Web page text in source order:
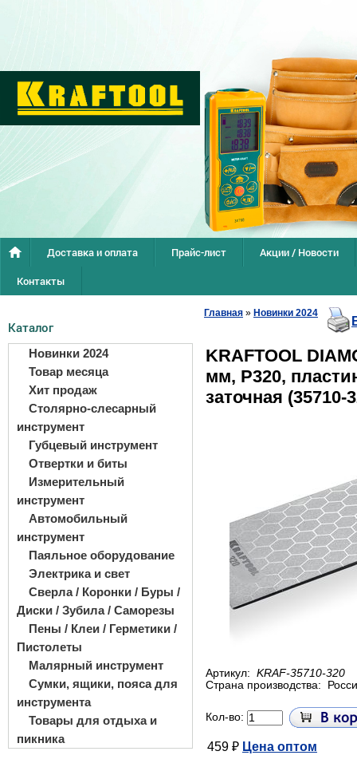
Доставка и оплата Прайс-лист
Акции / Новости
Контакты
Каталог
Новинки 2024
Товар месяца
Хит продаж
Столярно-слесарный
инструмент
Губцевый инструмент
Отвертки и биты
Измерительный
инструмент
Автомобильный
инструмент
Паяльное оборудование
Электрика и свет
Сверла / Коронки / Буры /
Диски / Зубила / Саморезы
Пены / Клеи / Герметики /
Пистолеты
Малярный инструмент
Сумки, ящики, пояса для
инструмента
Товары для отдыха и
пикника
Главная » Новинки 2024
KRAFTOOL
мм, Р320,
заточная (35710-
Артикул: KRAF-35710-320
Страна производства:
Кол-во:
459 ₽ Цена оптом